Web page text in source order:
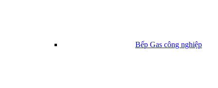
Bếp Gas công nghiệp